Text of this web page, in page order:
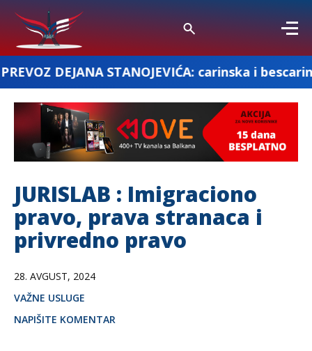
STANOJEVIĆA: carinska i bescarinska roba
JURISLAB : Imigraciono
pravo, prava stranaca i
privredno pravo
28. AVGUST, 2024
VAŽNE USLUGE
NAPIŠITE KOMENTAR